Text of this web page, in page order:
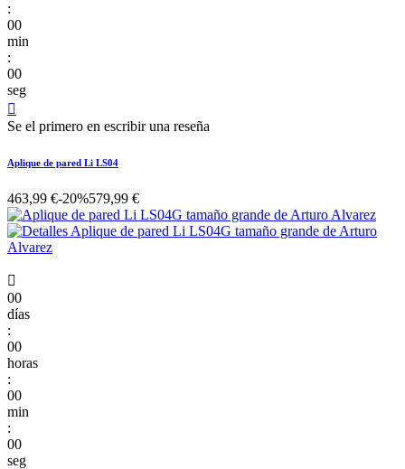
:
00
min
:
00
seg

Se el primero en escribir una reseña
Aplique de pared Li LS04
463,99 €-20%579,99 €

00
días
:
00
horas
:
00
min
:
00
seg